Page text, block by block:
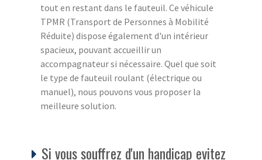
tout en restant dans le fauteuil. Ce véhicule
TPMR (Transport de Personnes à Mobilité
Réduite) dispose également d'un intérieur
spacieux, pouvant accueillir un
accompagnateur si nécessaire. Quel que soit
le type de fauteuil roulant (électrique ou
manuel), nous pouvons vous proposer la
meilleure solution.
Si vous souffrez d'un handicap evitez